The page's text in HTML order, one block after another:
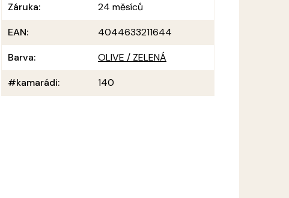
Záruka:
24 měsíců
EAN:
4044633211644
Barva:
OLIVE / ZELENÁ
#kamarádi: 140